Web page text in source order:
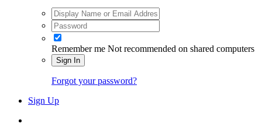
Remember me Not recommended on shared computers
Sign In
Forgot your password?
Sign Up